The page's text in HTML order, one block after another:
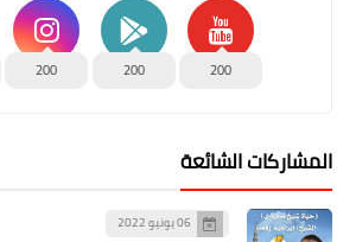
200
200
200
المشاركات الشائعة
06 يونيو 2022